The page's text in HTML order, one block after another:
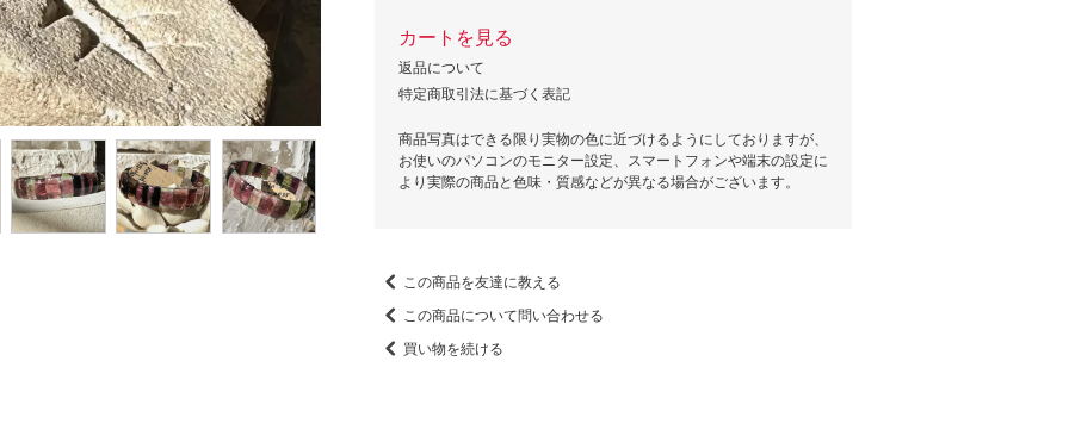
カートを見る
返品について
特定商取引法に基づく表記
商品写真はできる限り実物の色に近づけるようにしておりますが、
お使いのパソコンのモニター設定、スマートフォンや端末の設定に
より実際の商品と色味・質感などが異なる場合がございます。
この商品を友達に教える
この商品について問い合わせる
買い物を続ける